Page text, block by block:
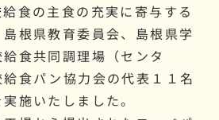
食の主食の充実に寄与する
根県教育委員会、島根県学
食共同調理場（センタ
食パン協力会の代表１１名
施いたしました。